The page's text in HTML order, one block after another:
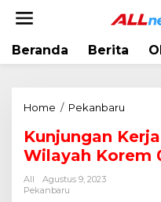
Beranda Berita
Home / Pekanbaru
n
j
Kunjungan
Wilayah Korem
All
Agustus 9, 2023
Pekanbaru